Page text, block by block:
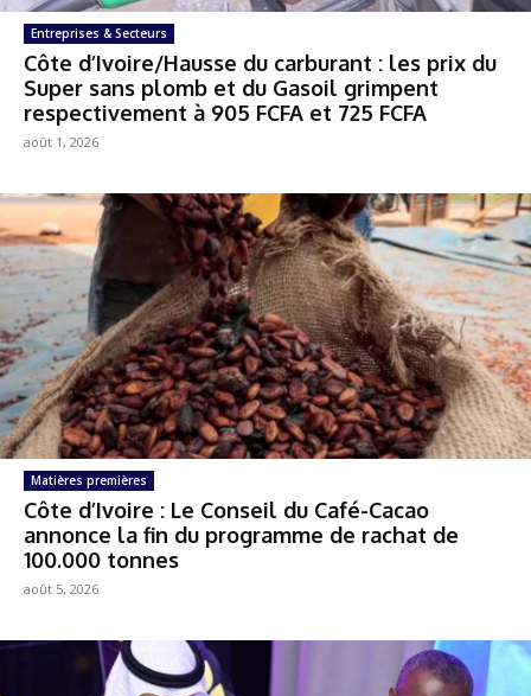
Entreprises & Secteurs
Côte d’Ivoire/Hausse du carburant : les prix du
Super sans plomb et du Gasoil grimpent
respectivement à 905 FCFA et 725 FCFA
août 1, 2026
Matières premières
Côte d’Ivoire : Le Conseil du Café-Cacao
annonce la fin du programme de rachat de
100.000 tonnes
août 5, 2026